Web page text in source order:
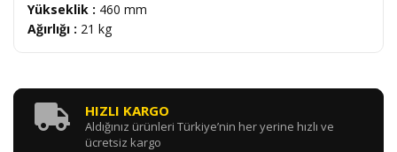
Yükseklik : 460 mm
Ağırlığı : 21 kg
HIZLI KARGO
Aldığınız ürünleri Türkiye’nin her yerine hızlı ve
ücretsiz kargo